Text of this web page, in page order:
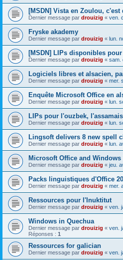
[MSDN] Vista en Zoulou, c'est
Dernier message par drouizig « ven.
Fryske akademy
Dernier message par drouizig « lun.
[MSDN] LIPs disponibles
Dernier message par drouizig « sam.
Logiciels libres et alsacien,
Dernier message par drouizig « mer.
Enquête Microsoft Office en
Dernier message par drouizig « lun.
LIPs pour l'ouzbek,
Dernier message par drouizig « lun.
Lingsoft delivers 8 new spell
Dernier message par drouizig « lun.
Microsoft Office and Windows
Dernier message par drouizig « jeu.
Packs linguistiques d'Office
Dernier message par drouizig « mer.
Ressources pour l'Inuktitut
Dernier message par drouizig « ven.
Windows in Quechua
Dernier message par drouizig « ven.
Réponses : 1
Ressources for galician
Dernier message par drouizig « ven.